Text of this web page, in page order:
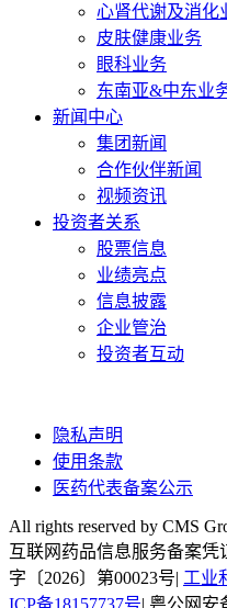
心肾代谢及消化
皮肤健康业务
眼科业务
东南亚&中东业
新闻中心
集团新闻
合作伙伴新闻
视频资讯
投资者关系
股票信息
业绩亮点
信息披露
企业管治
投资者互动
隐私声明
使用条款
医药代表备案公示
All rights reserved by CMS
互联网药品信息服务备案
字〔2026〕第00023号| 工业
ICP备18157737号| 粤公网安